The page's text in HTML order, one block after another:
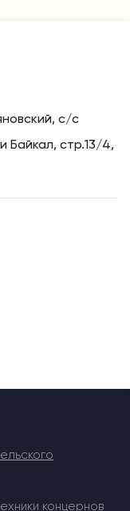
с/с
Байкал, стр.13/4,
концернов